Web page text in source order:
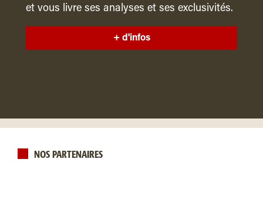
et vous livre ses analyses et ses exclusivités.
+ d'infos
NOS PARTENAIRES